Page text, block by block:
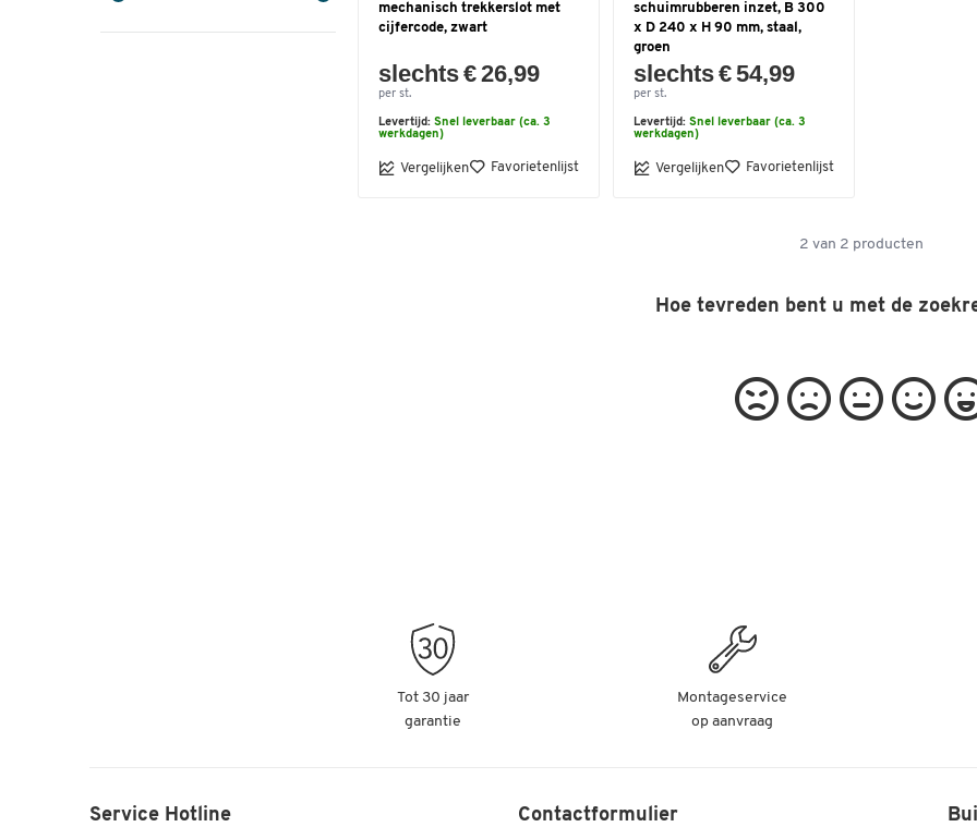
mechanisch trekkerslot met
cijfercode, zwart
slechts € 26,99
per st.
Levertijd: Snel leverbaar (ca. 3
werkdagen)
Vergelijken Favorietenlijst
schuimrubberen inzet, B 300
x D 240 x H 90 mm, staal,
groen
slechts € 54,99
per st.
Levertijd: Snel leverbaar (ca. 3
werkdagen)
Vergelijken Favorietenlijst
2 van 2 producten
Hoe tevreden bent u met de
Tot 30 jaar
garantie
Montageservice
op aanvraag
Service Hotline Contactformulier